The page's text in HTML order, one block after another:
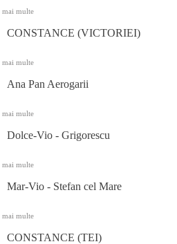
mai multe
CONSTANCE (VICTORIEI)
mai multe
Ana Pan Aerogarii
mai multe
Dolce-Vio - Grigorescu
mai multe
Mar-Vio - Stefan cel Mare
mai multe
CONSTANCE (TEI)